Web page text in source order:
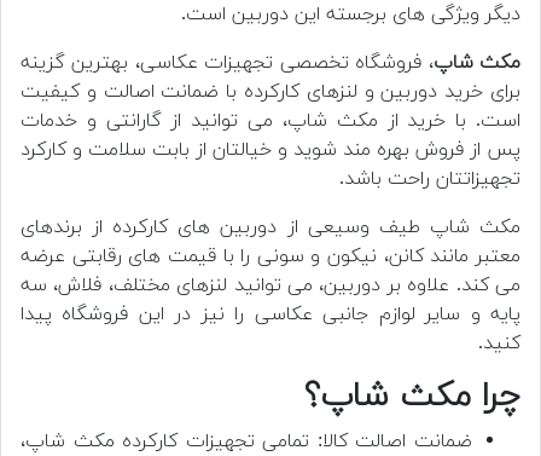
دیگر ویژگی های برجسته این دوربین است.
مکث شاپ، فروشگاه تخصصی تجهیزات عکاسی، بهترین گزینه
برای خرید دوربین و لنزهای کارکرده با ضمانت اصالت و کیفیت
است. با خرید از مکث شاپ، می توانید از گارانتی و خدمات
پس از فروش بهره مند شوید و خیالتان از بابت سلامت و کارکرد
تجهیزاتتان راحت باشد.
مکث شاپ طیف وسیعی از دوربین های کارکرده از برندهای
معتبر مانند کانن، نیکون و سونی را با قیمت های رقابتی عرضه
می کند. علاوه بر دوربین، می توانید لنزهای مختلف، فلاش، سه
پایه و سایر لوازم جانبی عکاسی را نیز در این فروشگاه پیدا
کنید.
چرا مکث شاپ؟
ضمانت اصالت کالا: تمامی تجهیزات کارکرده مکث شاپ،